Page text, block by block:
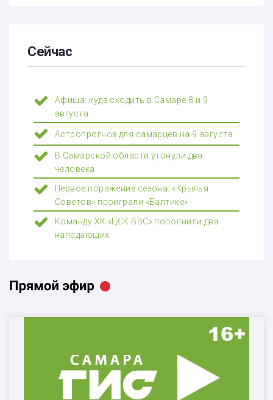
Сейчас
Афиша: куда сходить в Самаре 8 и 9
августа
Астропрогноз для самарцев на 9 августа
В Самарской области утонули два
человека
Первое поражение сезона: «Крылья
Советов» проиграли «Балтике»
Команду ХК «ЦСК ВВС» пополнили два
нападающих